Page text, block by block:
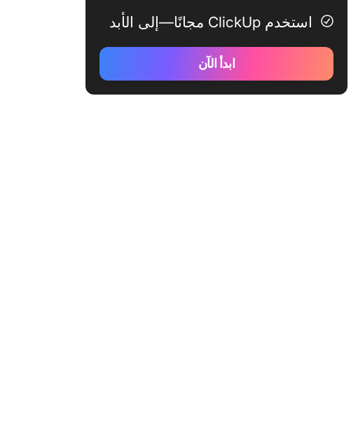
استخدم ClickUp مجانًا—إلى الأبد
ابدأ الآن